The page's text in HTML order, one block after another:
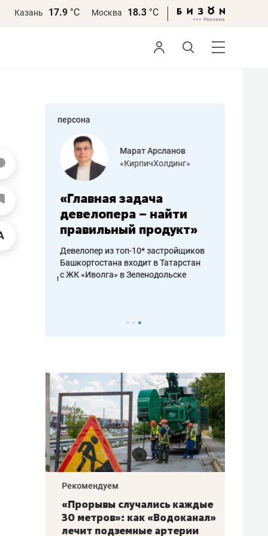
Казань 17.9 °С Москва 18.3 °С
персона
Марат Арсланов
«КирпичХолдинг»
«Главная задача
девелопера – найти
правильный продукт»
Девелопер из топ-10* застройщиков
Башкортостана входит в Татарстан
с ЖК «Иволга» в Зеленодольске
Рекомендуем
«Прорывы случались каждые
30 метров»: как «Водоканал»
лечит подземные артерии